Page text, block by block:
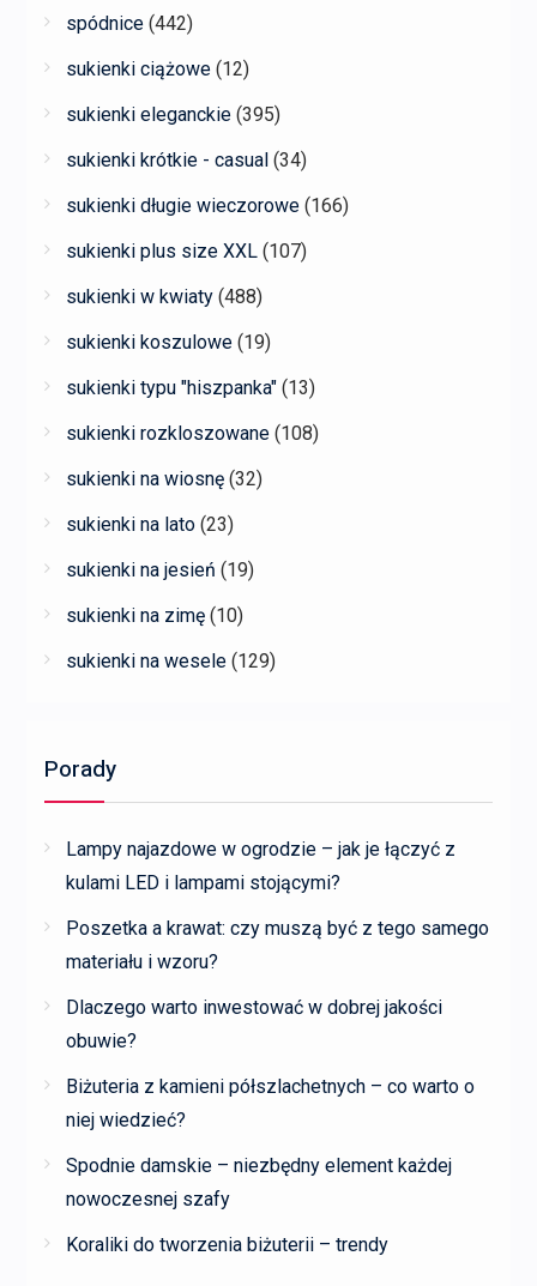
spódnice (442)
sukienki ciążowe (12)
sukienki eleganckie (395)
sukienki krótkie - casual (34)
sukienki długie wieczorowe (166)
sukienki plus size XXL (107)
sukienki w kwiaty (488)
sukienki koszulowe (19)
sukienki typu "hiszpanka" (13)
sukienki rozkloszowane (108)
sukienki na wiosnę (32)
sukienki na lato (23)
sukienki na jesień (19)
sukienki na zimę (10)
sukienki na wesele (129)
Porady
Lampy najazdowe w ogrodzie – jak je łączyć z
kulami LED i lampami stojącymi?
Poszetka a krawat: czy muszą być z tego samego
materiału i wzoru?
Dlaczego warto inwestować w dobrej jakości
obuwie?
Biżuteria z kamieni półszlachetnych – co warto o
niej wiedzieć?
Spodnie damskie – niezbędny element każdej
nowoczesnej szafy
Koraliki do tworzenia biżuterii – trendy